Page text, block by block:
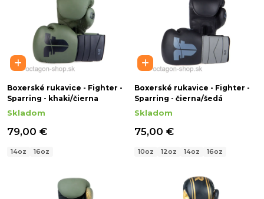
Boxerské rukavice - Fighter -
Sparring - khaki/čierna
Skladom
79,00 €
14oz 16oz
Boxerské rukavice - Fighter -
Sparring - čierna/šedá
Skladom
75,00 €
10oz 12oz 14oz 16oz